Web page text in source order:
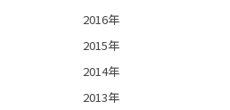
2016年
2015年
2014年
2013年